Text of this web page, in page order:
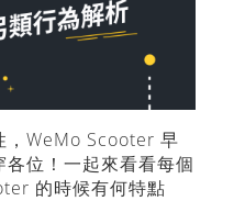
，WeMo Scooter 早
位！一起來看看每個
的時候有何特點